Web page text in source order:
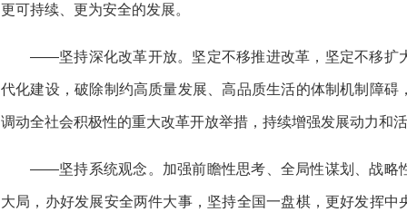
更可持续、更为安全的发展。
——坚持深化改革开放。坚定不移推进改革，坚定不移扩
代化建设，破除制约高质量发展、高品质生活的体制机制障
调动全社会积极性的重大改革开放举措，持续增强发展动力和
——坚持系统观念。加强前瞻性思考、全局性谋划、战略
大局，办好发展安全两件大事，坚持全国一盘棋，更好发挥